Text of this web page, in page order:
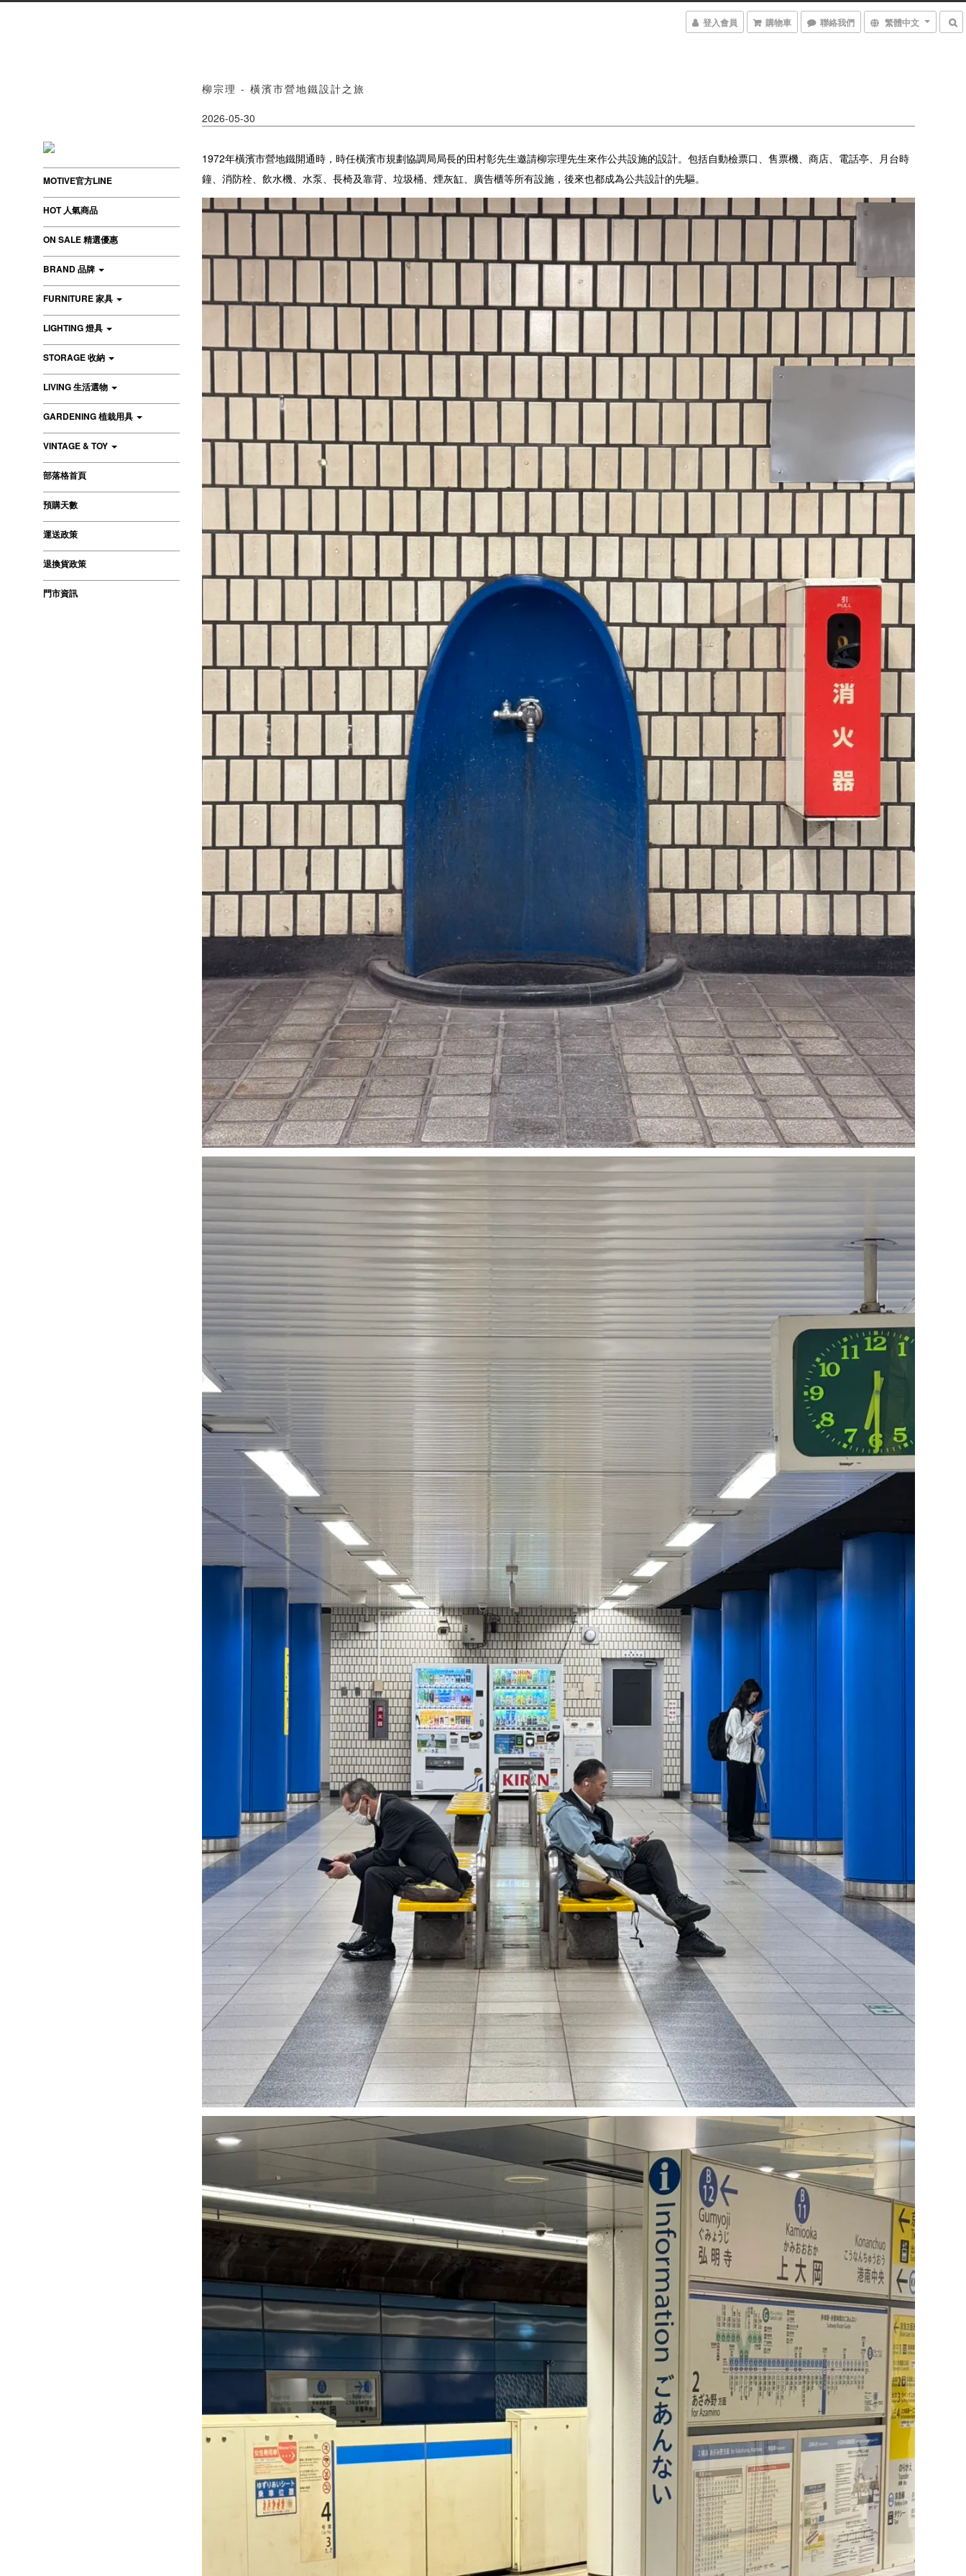
登入會員 購物車 聯絡我們 繁體中文
MOTIVE官方LINE
HOT 人氣商品
ON SALE 精選優惠
BRAND 品牌
FURNITURE 家具
LIGHTING 燈具
STORAGE 收納
LIVING 生活選物
GARDENING 植栽用具
VINTAGE & TOY
部落格首頁
預購天數
運送政策
退換貨政策
門市資訊
柳宗理 - 橫濱市營地鐵設計之旅
2026-05-30
1972年橫濱市營地鐵開通時，時任橫濱市規劃協調局局長的田村彰先生邀請柳宗理先生來作公共設施的設計。包括自動檢票口、售票機、商店、電話亭、月台時
鐘、消防栓、飲水機、水泵、長椅及靠背、垃圾桶、煙灰缸、廣告櫃等所有設施，後來也都成為公共設計的先驅。